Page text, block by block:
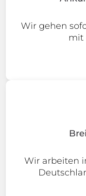
Wir gehen
mit
Wir arbeiten